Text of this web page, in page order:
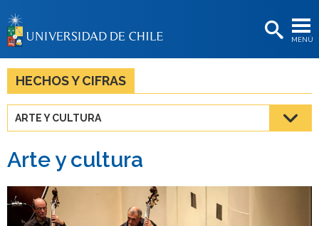
MENÚ
BIBLIOTECAS
LA UNIVERSIDAD
Estudiantes
Académicas/os
Funcionarias/os
Egresadas/os
HECHOS Y CIFRAS
ARTE Y CULTURA
Arte y cultura